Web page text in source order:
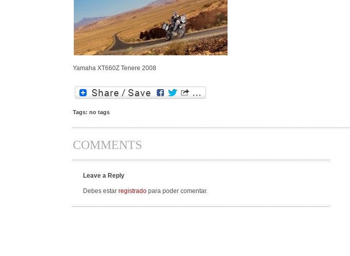
Yamaha XT660Z Tenere 2008
Tags: no tags
COMMENTS
Leave a Reply
Debes estar registrado para poder comentar.